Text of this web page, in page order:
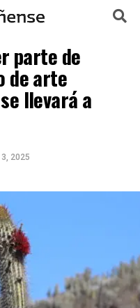
parte de
de arte
llevará a
2025